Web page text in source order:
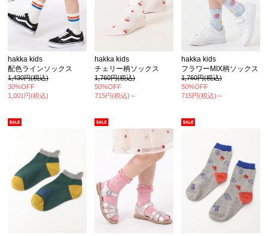
販サイト
hakka kids
配色ラインソックス
1,430円(税込)
30%OFF
1,001円(税込)
hakka kids
チェリー柄ソックス
1,760円(税込)
50%OFF
715円(税込)～
hakka kids
フラワーMIX柄ソックス
1,760円(税込)
50%OFF
715円(税込)～